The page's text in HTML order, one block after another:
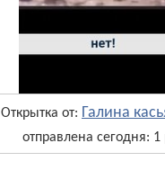
Открытка от: Галина
отправлена сегодня: 1